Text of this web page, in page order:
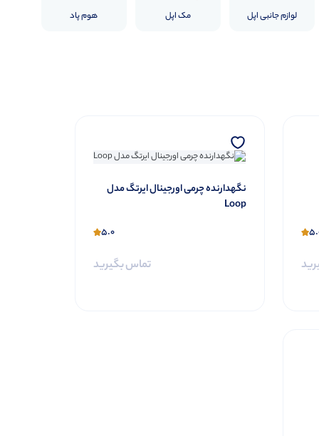
لوازم جانبی اپل مک اپل هوم پاد
نگهدارنده چرمی اورجینال ایرتگ مدل
Loop
5.0
تماس بگیرید